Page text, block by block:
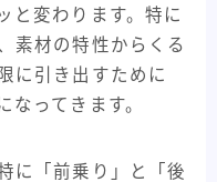
Ultra Romance
ネ アート
ツ ギヤ周り
と変わります。特に
素材の特性からくる
に引き出すために
なってきます。
に「前乗り」と「後